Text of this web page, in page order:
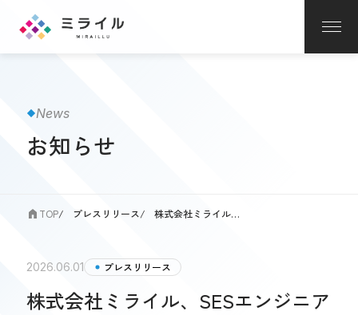
News
お知らせ
TOP プレスリリース 株式会社ミライル、SESエ...
2026.06.01 プレスリリース
株式会社ミライル、SESエンジニア